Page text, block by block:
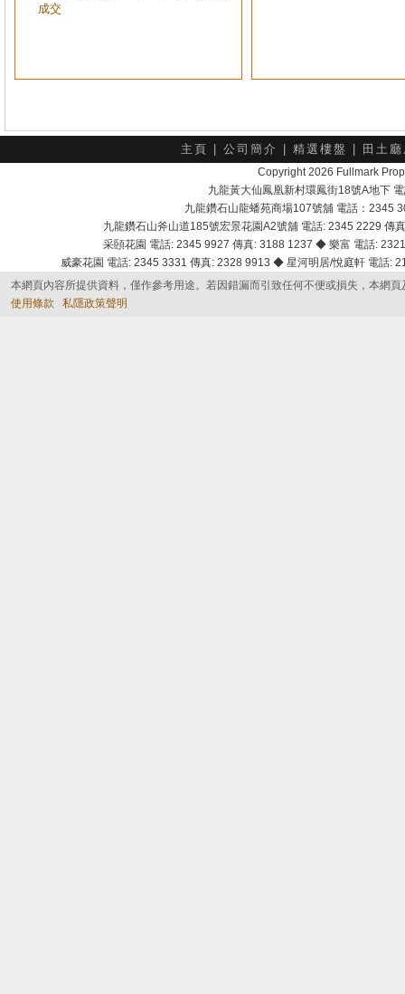
成交
主頁 公司簡介 精選樓盤 田土
Copyright 2026 Fullmark
九龍黃大仙鳳凰新村環鳳街18號A地下
九龍鑽石山龍蟠苑商場107號舖 電話：2345
九龍鑽石山斧山道185號宏景花園A2號舖 電話: 2345 2229
采頣花園 電話: 2345 9927 傳真: 3188 1237 ◆ 樂富 電話:
威豪花園 電話: 2345 3331 傳真: 2328 9913 ◆ 星河明居/悅庭軒 電話
本網頁內容所提供資料，僅作參考用途。若因錯漏而引致任何不便或損失，本網
使用條款
私隱政策聲明